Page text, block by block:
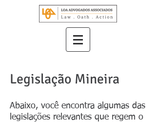
Legislação Mineira
Abaixo, você encontra algumas das
legislações relevantes que regem o